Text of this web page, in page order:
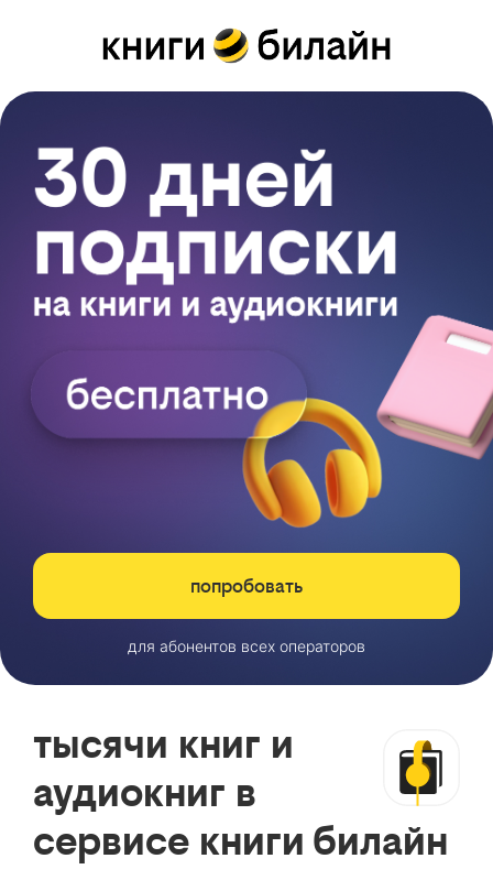
попробовать
для абонентов всех операторов
тысячи книг и
аудиокниг в
сервисе книги билайн